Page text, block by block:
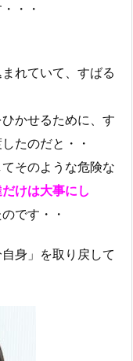
・・
れていて、すばる
かせるために、す
たのだと・・
そのような危険な
けは大事にし
です・・
身」を取り戻して